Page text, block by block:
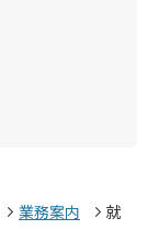
業務案内
就